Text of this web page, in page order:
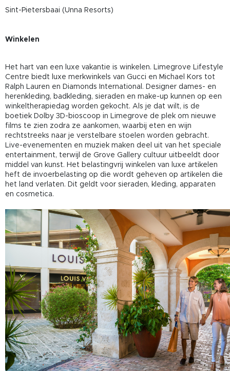
Sint-Pietersbaai (Unna Resorts)
Winkelen
Het hart van een luxe vakantie is winkelen. Limegrove Lifestyle
Centre biedt luxe merkwinkels van Gucci en Michael Kors tot
Ralph Lauren en Diamonds International. Designer dames- en
herenkleding, badkleding, sieraden en make-up kunnen op een
winkeltherapiedag worden gekocht. Als je dat wilt, is de
boetiek Dolby 3D-bioscoop in Limegrove de plek om nieuwe
films te zien zodra ze aankomen, waarbij eten en wijn
rechtstreeks naar je verstelbare stoelen worden gebracht.
Live-evenementen en muziek maken deel uit van het speciale
entertainment, terwijl de Grove Gallery cultuur uitbeeldt door
middel van kunst. Het belastingvrij winkelen van luxe artikelen
heft de invoerbelasting op die wordt geheven op artikelen die
het land verlaten. Dit geldt voor sieraden, kleding, apparaten
en cosmetica.